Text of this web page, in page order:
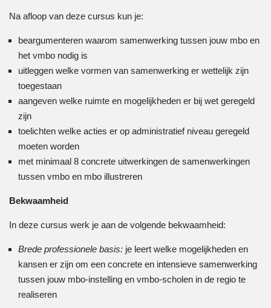
Na afloop van deze cursus kun je:
beargumenteren waarom samenwerking tussen jouw mbo en
het vmbo nodig is
uitleggen welke vormen van samenwerking er wettelijk zijn
toegestaan
aangeven welke ruimte en mogelijkheden er bij wet geregeld
zijn
toelichten welke acties er op administratief niveau geregeld
moeten worden
met minimaal 8 concrete uitwerkingen de samenwerkingen
tussen vmbo en mbo illustreren
Bekwaamheid
In deze cursus werk je aan de volgende bekwaamheid:
Brede professionele basis: je leert welke mogelijkheden en
kansen er zijn om een concrete en intensieve samenwerking
tussen jouw mbo-instelling en vmbo-scholen in de regio te
realiseren